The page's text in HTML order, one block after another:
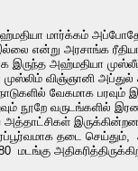
மார்க்கம்
என்று அரசாங்க
இருந்த அஹ்மதியா
முஸ்லிம் விஞ்ஞானி
வேகமாக
நூறே வருடங்களில்
அத்தாட்சிகள்
தடை